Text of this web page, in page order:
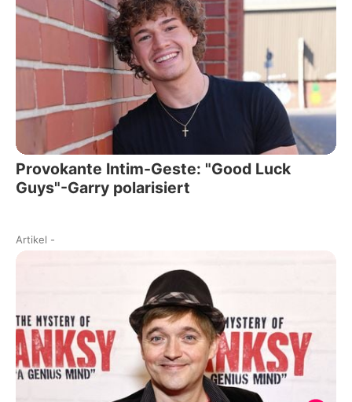
Provokante Intim-Geste: "Good Luck
Guys"-Garry polarisiert
Artikel -